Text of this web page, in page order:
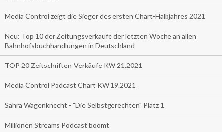
Media Control zeigt die Sieger des ersten Chart-Halbjahres 2021
Neu: Top 10 der Zeitungsverkäufe der letzten Woche an allen
Bahnhofsbuchhandlungen in Deutschland
TOP 20 Zeitschriften-Verkäufe KW 21.2021
Media Control Podcast Chart KW 19.2021
Sahra Wagenknecht - "Die Selbstgerechten" Platz 1
Millionen Streams Podcast boomt